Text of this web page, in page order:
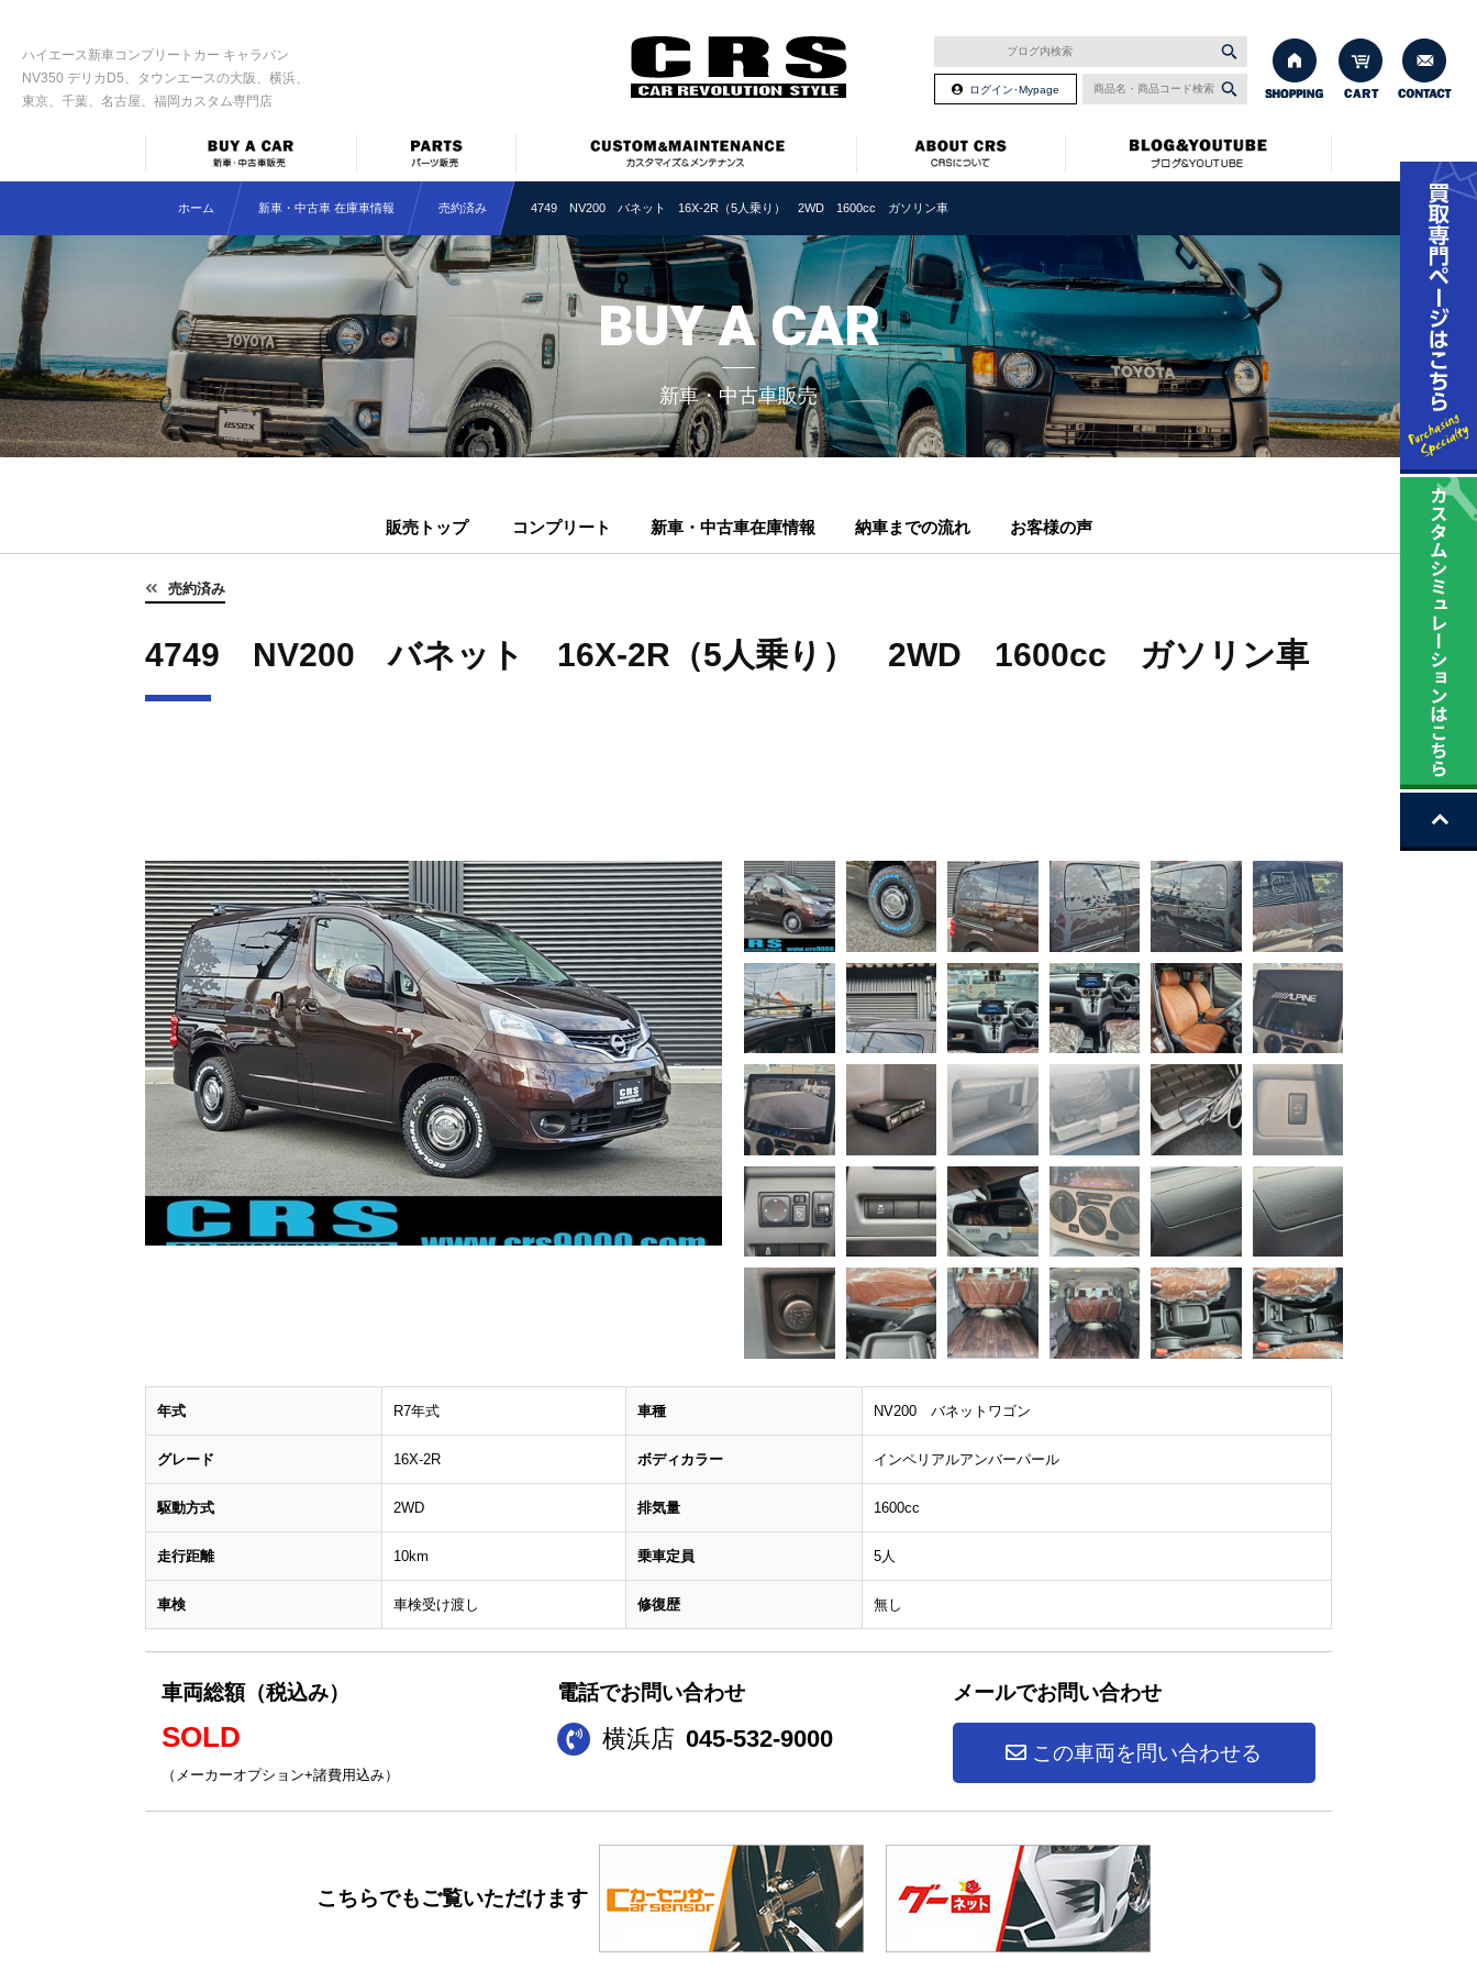
ハイエース新車コンプリートカー キャラバン
NV350 デリカD5、タウンエースの大阪、横浜、
東京、千葉、名古屋、福岡カスタム専門店
ログイン･Mypage
ホーム 新車・中古車 在庫車情報 売約済み 4749 NV200 バネット 16X-2R（5人乗り） 2WD 1600cc ガソリン車
BUY A CAR
新車・中古車販売
販売トップ コンプリート 新車・中古車在庫情報 納車までの流れ お客様の声
売約済み
4749 NV200 バネット 16X-2R（5人乗り） 2WD 1600cc ガソリン車
年式 R7年式 車種 NV200 バネットワゴン
グレード 16X-2R ボディカラー インペリアルアンバーパール
駆動方式 2WD 排気量 1600cc
走行距離 10km 乗車定員 5人
車検 車検受け渡し 修復歴 無し
車両総額（税込み）
SOLD
（メーカーオプション+諸費用込み）
電話でお問い合わせ
横浜店 045-532-9000
メールでお問い合わせ
この車両を問い合わせる
こちらでもご覧いただけます